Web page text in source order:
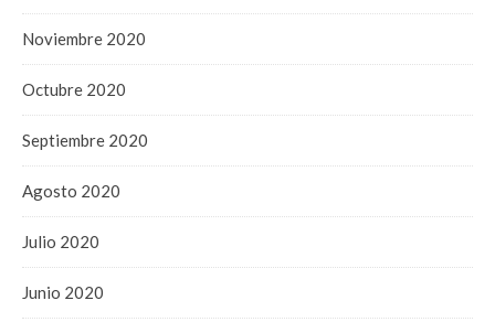
Noviembre 2020
Octubre 2020
Septiembre 2020
Agosto 2020
Julio 2020
Junio 2020